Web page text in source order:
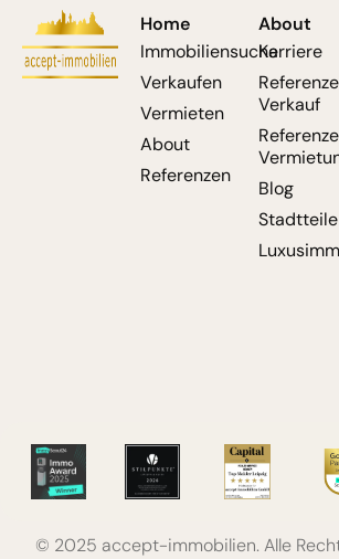
Home
Immobiliensuche
Verkaufen
Vermieten
About
Referenzen
About
Karriere
Verkauf
Blog
Stadtteile
© 2025 accept-immobilien. Alle